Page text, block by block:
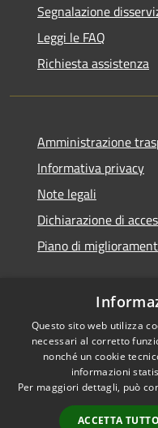
Segnalazione
Leggi le FAQ
Richiesta assistenza
Amministrazione
Informativa privacy
Note legali
Dichiarazione di
Piano di
RSS
Accessibilità
Privacy
Cookie
Mappa del sito
Questo sito web utilizza
necessari al corretto
nonché un cookie
informazioni
Per maggiori dettagli, può
ACCETTA TUTTO